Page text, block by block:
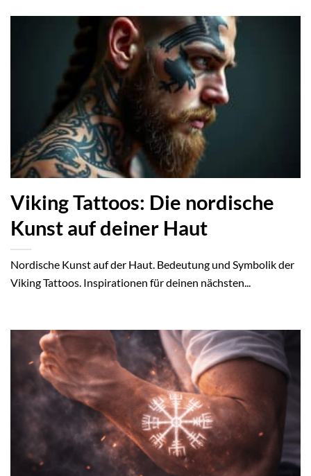
Viking Tattoos: Die nordische
Kunst auf deiner Haut
Nordische Kunst auf der Haut. Bedeutung und Symbolik der
Viking Tattoos. Inspirationen für deinen nächsten...